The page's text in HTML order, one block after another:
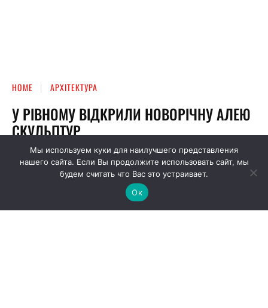
Мы используем куки для наилучшего представления
нашего сайта. Если Вы продолжите использовать сайт, мы
будем считать что Вас это устраивает.
Ок